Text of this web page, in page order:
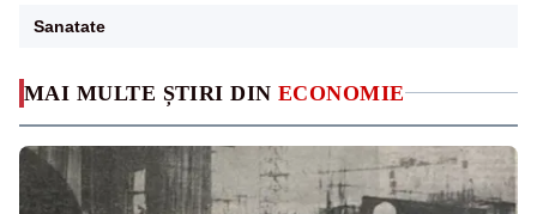
MAI MULTE ȘTIRI DIN ECONOMIE
Sanatate